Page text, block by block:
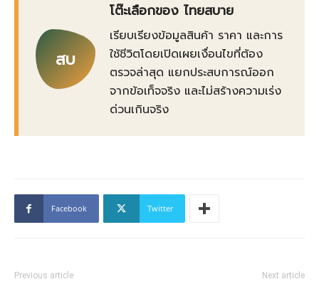
สบ
โต๊ะเลือกของ ไทยสบาย
เรียบเรียงข้อมูลสินค้า ราคา และการ
ใช้ชีวิตโดยเปิดเผยเงื่อนไขที่ต้อง
ตรวจล่าสุด แยกประสบการณ์ออก
จากข้อเท็จจริง และไม่สร้างความเร่ง
ด่วนเกินจริง
Facebook Twitter
Previous article Next article